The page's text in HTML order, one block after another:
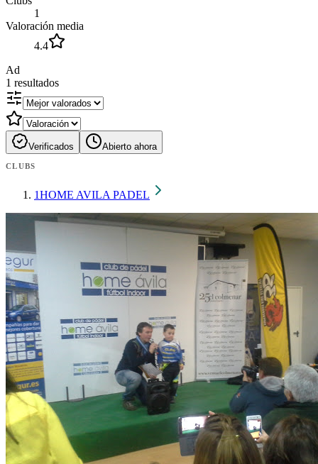
1
Valoración media
4.4
Ad
1 resultados
Verificados Abierto ahora
CLUBS
1HOME AVILA PADEL